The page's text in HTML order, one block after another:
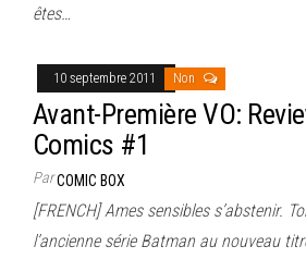
êtes…
10 septembre 2011 Non
Avant-Première VO:
Comics #1
ParCOMIC BOX
[FRENCH] Ames sensibles s’abstenir.
l’ancienne série Batman au nouveau